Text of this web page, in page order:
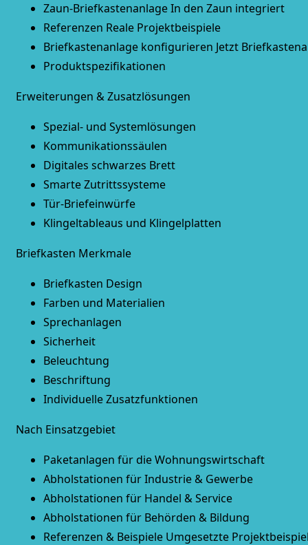
Zaun-BriefkastenanlageIn den Zaun integriert
Referenzen Reale Projektbeispiele
Briefkastenanlage konfigurieren Jetzt
Produktspezifikationen
Erweiterungen & Zusatzlösungen
Spezial- und Systemlösungen
Kommunikationssäulen
Digitales schwarzes Brett
Smarte Zutrittssysteme
Tür-Briefeinwürfe
Klingeltableaus und Klingelplatten
Briefkasten Merkmale
Briefkasten Design
Farben und Materialien
Sprechanlagen
Sicherheit
Beleuchtung
Beschriftung
Individuelle Zusatzfunktionen
Nach Einsatzgebiet
Paketanlagen für die Wohnungswirtschaft
Abholstationen für Industrie & Gewerbe
Abholstationen für Handel & Service
Abholstationen für Behörden & Bildung
Referenzen & Beispiele Umgesetzte